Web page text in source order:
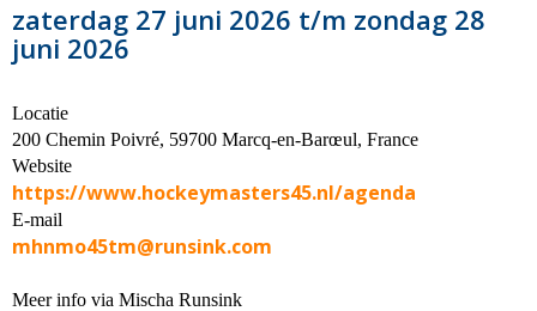
zaterdag 27 juni 2026 t/m zondag 28
juni 2026
Locatie
200 Chemin Poivré, 59700 Marcq-en-Barœul, France
Website
https://www.hockeymasters45.nl/agenda
E-mail
mhnmo45tm@runsink.com
Meer info via Mischa Runsink